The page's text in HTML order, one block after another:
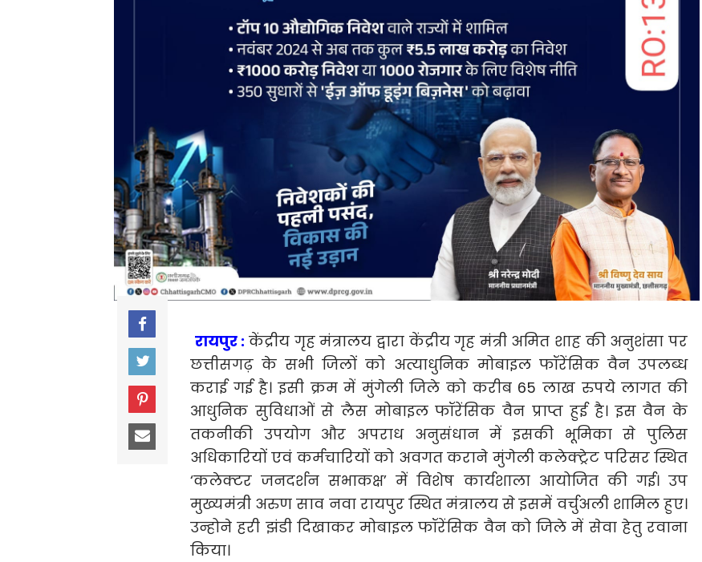
रायपुर : केंद्रीय गृह मंत्रालय द्वारा केंद्रीय गृह मंत्री अमित शाह की अनुशंसा पर
छत्तीसगढ़ के सभी जिलों को अत्याधुनिक मोबाइल फॉरेंसिक वैन उपलब्ध
कराई गई है। इसी क्रम में मुंगेली जिले को करीब 65 लाख रुपये लागत की
आधुनिक सुविधाओं से लैस मोबाइल फॉरेंसिक वैन प्राप्त हुई है। इस वैन के
तकनीकी उपयोग और अपराध अनुसंधान में इसकी भूमिका से पुलिस
अधिकारियों एवं कर्मचारियों को अवगत कराने मुंगेली कलेक्ट्रेट परिसर स्थित
‘कलेक्टर जनदर्शन सभाकक्ष’ में विशेष कार्यशाला आयोजित की गई। उप
मुख्यमंत्री अरुण साव नवा रायपुर स्थित मंत्रालय से इसमें वर्चुअली शामिल हुए।
उन्होने हरी झंडी दिखाकर मोबाइल फॉरेंसिक वैन को जिले में सेवा हेतु रवाना
किया।